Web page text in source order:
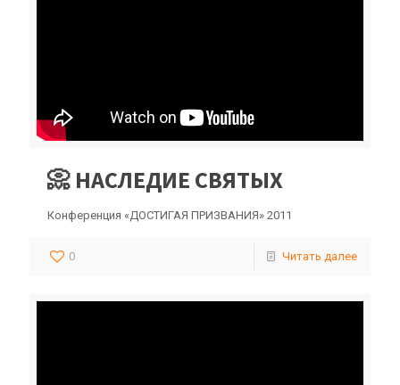
📀 НАСЛЕДИЕ СВЯТЫХ
Конференция «ДОСТИГАЯ ПРИЗВАНИЯ» 2011
0 Читать далее